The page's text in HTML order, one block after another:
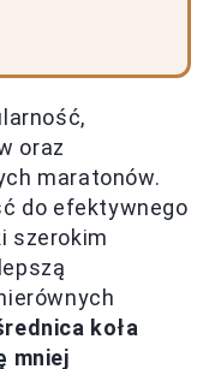
oraz
maratonów.
do efektywnego
szerokim
koła
mniej